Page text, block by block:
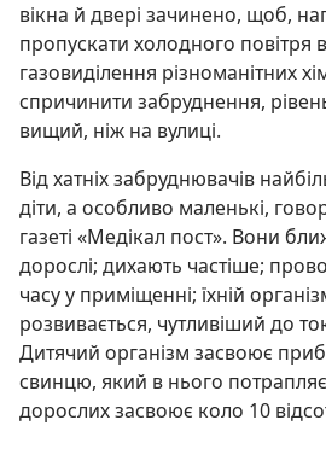
вікна й двері зачинено, щоб,
пропускати холодного повітря
газовиділення різноманітних
спричинити забруднення,
вищий, ніж на вулиці.
Від хатніх забруднювачів
діти, а особливо маленькі,
газеті «Медікал пост». Вони
дорослі; дихають частіше;
часу у приміщенні; їхній
розвивається, чутливіший до
Дитячий організм засвоює
свинцю, який в нього
дорослих засвоює коло 10